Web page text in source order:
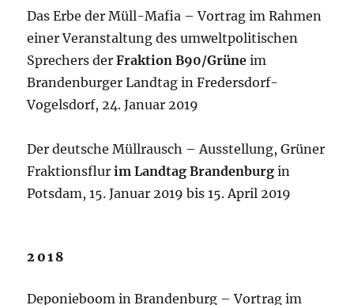
Das Erbe der Müll-Mafia – Vortrag im Rahmen
einer Veranstaltung des umweltpolitischen
Sprechers derFraktion B90/Grüne im
Brandenburger Landtag in Fredersdorf-
Vogelsdorf, 24. Januar 2019
Der deutsche Müllrausch – Ausstellung, Grüner
Fraktionsflur im Landtag Brandenburg in
Potsdam, 15. Januar 2019 bis 15. April 2019
2018
Deponieboom in Brandenburg – Vortrag im